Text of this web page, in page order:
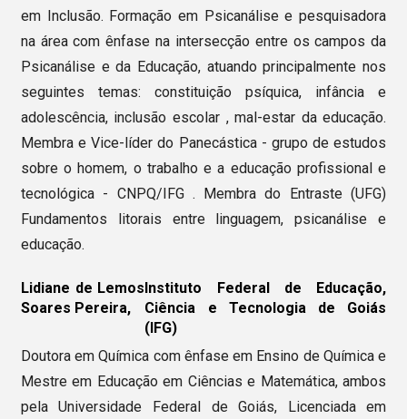
em Inclusão. Formação em Psicanálise e pesquisadora
na área com ênfase na intersecção entre os campos da
Psicanálise e da Educação, atuando principalmente nos
seguintes temas: constituição psíquica, infância e
adolescência, inclusão escolar , mal-estar da educação.
Membra e Vice-líder do Panecástica - grupo de estudos
sobre o homem, o trabalho e a educação profissional e
tecnológica - CNPQ/IFG . Membra do Entraste (UFG)
Fundamentos litorais entre linguagem, psicanálise e
educação.
Lidiane de Lemos
Soares Pereira,
Instituto Federal de Educação,
Ciência e Tecnologia de Goiás
(IFG)
Doutora em Química com ênfase em Ensino de Química e
Mestre em Educação em Ciências e Matemática, ambos
pela Universidade Federal de Goiás, Licenciada em